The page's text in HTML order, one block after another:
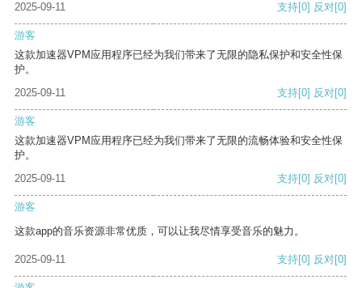
2025-09-11 支持[0] 反对[0]
游客
这款加速器VPM应用程序已经为我们带来了无限的隐私保护和安全性保
护。
2025-09-11
支持[0] 反对[0]
游客
这款加速器VPM应用程序已经为我们带来了无限的流畅体验和安全性保
护。
2025-09-11
支持[0] 反对[0]
游客
这款app的音乐资源非常优质，可以让我尽情享受音乐的魅力。
2025-09-11 支持[0] 反对[0]